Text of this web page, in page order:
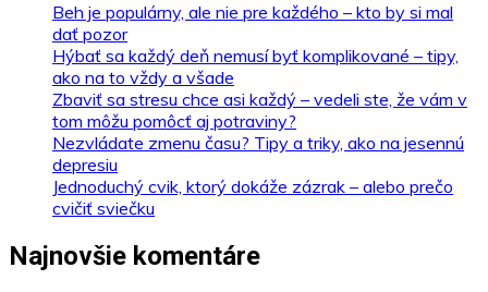
Beh je populárny, ale nie pre každého – kto by si mal
dať pozor
Hýbať sa každý deň nemusí byť komplikované – tipy,
ako na to vždy a všade
Zbaviť sa stresu chce asi každý – vedeli ste, že vám v
tom môžu pomôcť aj potraviny?
Nezvládate zmenu času? Tipy a triky, ako na jesennú
depresiu
Jednoduchý cvik, ktorý dokáže zázrak – alebo prečo
cvičiť sviečku
Najnovšie komentáre